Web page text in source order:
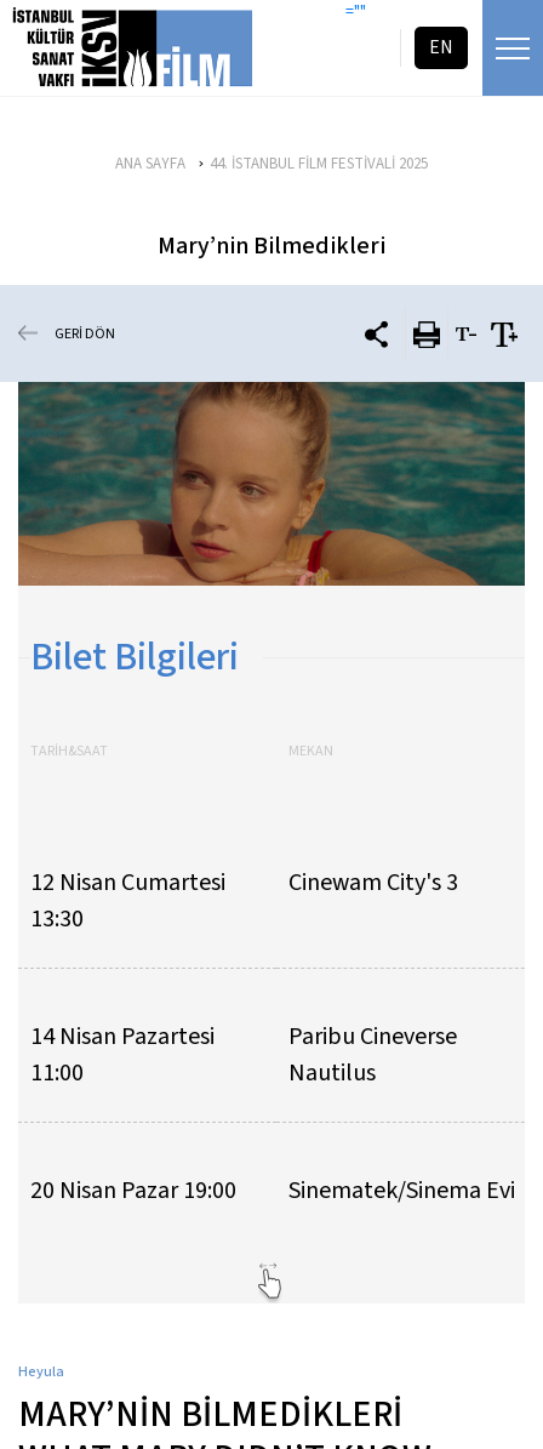
icerigi atla =""
EN
ANA SAYFA 44. İSTANBUL FİLM FESTİVALİ 2025
Mary’nin Bilmedikleri
GERİ DÖN
Bilet Bilgileri
TARİH&SAAT MEKAN
12 Nisan Cumartesi
13:30
Cinewam City's 3
14 Nisan Pazartesi
11:00
Paribu Cineverse
Nautilus
20 Nisan Pazar 19:00 Sinematek/Sinema Evi
Heyula
MARY’NİN BİLMEDİKLERİ